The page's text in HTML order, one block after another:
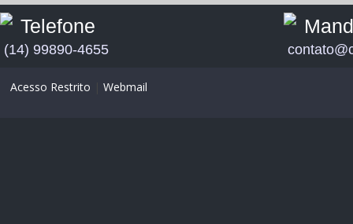
Telefone
(14) 99890-4655
Acesso Restrito |Webmail